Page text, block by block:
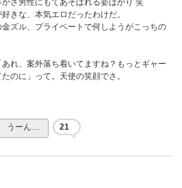
さ男性にもてあそばれる姿ばかり 笑
きな、本気エロだったわけだ。
ズル、プライベートで何しようがこっちの
れ、案外落ち着いてますね？もっとギャー
のに」って。天使の笑顔でさ。
うーん… 21